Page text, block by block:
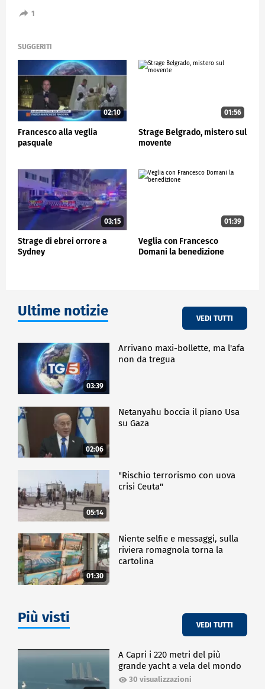
ottobre nel quartiere Itaewon per festeggiare
ESTERI
1
SUGGERITI
02:10
Francesco alla veglia
pasquale
01:56
Strage Belgrado, mistero sul
movente
03:15
Strage di ebrei orrore a
Sydney
01:39
Veglia con Francesco
Domani la benedizione
Ultime notizie VEDI TUTTI
03:39
Arrivano maxi-bollette, ma l'afa
non da tregua
02:06
Netanyahu boccia il piano Usa
su Gaza
05:14
"Rischio terrorismo con uova
crisi Ceuta"
01:30
Niente selfie e messaggi, sulla
riviera romagnola torna la
cartolina
Più visti VEDI TUTTI
A Capri i 220 metri del più
grande yacht a vela del mondo
30 visualizzazioni